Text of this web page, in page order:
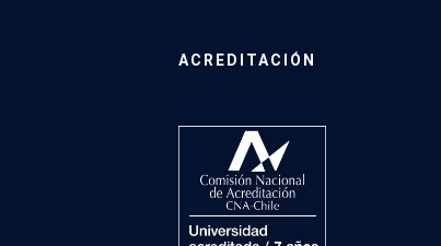
ACREDITACIÓN